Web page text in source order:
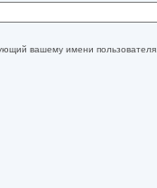
вашему имени пользователя.